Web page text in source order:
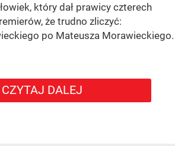
który dał prawicy czterech
że trudno zliczyć:
po Mateusza Morawieckiego.
CZYTAJ DALEJ